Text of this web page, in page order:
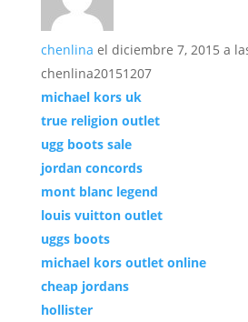
chenlina el diciembre 7, 2015 a
chenlina20151207
michael kors uk
true religion outlet
ugg boots sale
jordan concords
mont blanc legend
louis vuitton outlet
uggs boots
michael kors outlet online
cheap jordans
hollister